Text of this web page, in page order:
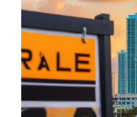
propiedad realizado por
identificar problemas
¿Cuánto cuesta
El costo puede variar
de la propiedad, pero